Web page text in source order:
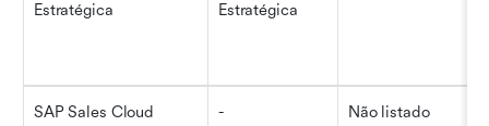
Estratégica
Estratégica
SAP Sales Cloud -
Não listado